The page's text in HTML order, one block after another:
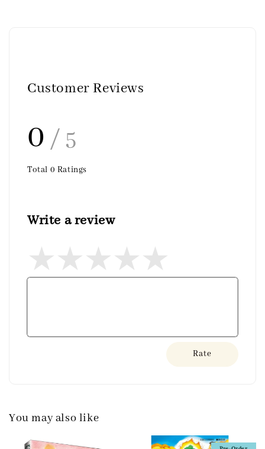
Customer Reviews
0 / 5
Total 0 Ratings
Write a review
Rate
You may also like